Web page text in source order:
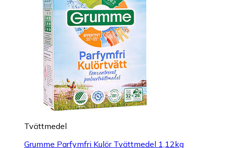
Tvättmedel
Grumme Parfymfri Kulör Tvättmedel 1,12kg